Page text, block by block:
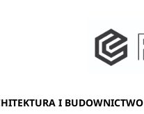
I BUDOWNICTWO